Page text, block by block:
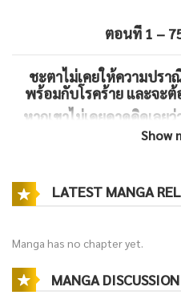
ตอนที่ 1 –
ชะตาไม่เคยให้ความปรา
พร้อมกับโรคร้าย และจะต้
หากเขาไม่เคยคาดคิดเลย
หลังความตายอยู่จริงๆ พร้
Show
LATEST MANGA
Manga has no chapter yet.
MANGA DISCUSSION